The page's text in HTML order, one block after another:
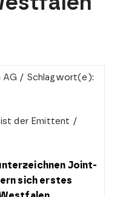
AG / Schlagwort(e):
ist der Emittent /
Joint-
sich erstes